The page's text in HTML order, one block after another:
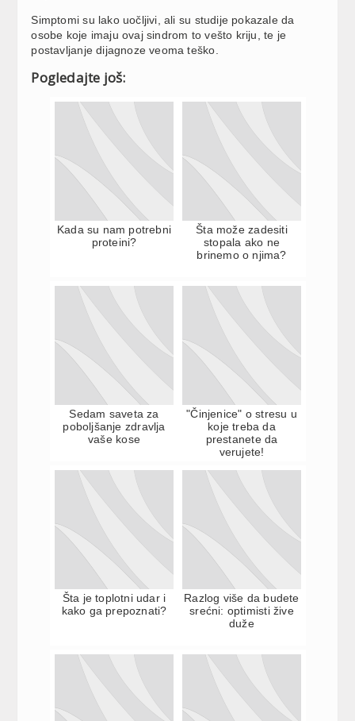
Simptomi su lako uočljivi, ali su studije pokazale da
osobe koje imaju ovaj sindrom to vešto kriju, te je
postavljanje dijagnoze veoma teško.
Pogledajte još:
Kada su nam potrebni
proteini?
Šta može zadesiti
stopala ako ne
brinemo o njima?
Sedam saveta za
poboljšanje zdravlja
vaše kose
"Činjenice" o stresu u
koje treba da
prestanete da
verujete!
Šta je toplotni udar i
kako ga prepoznati?
Razlog više da budete
srećni: optimisti žive
duže